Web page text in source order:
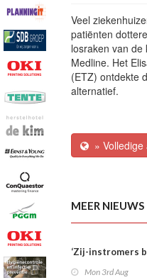
Veel
patiënten
losraken van
Medline. Het
(ETZ) ontdekte
alternatief.
» Volledige
MEER NIEUWS
‘Zij-instromers
Mon 3rd Aug